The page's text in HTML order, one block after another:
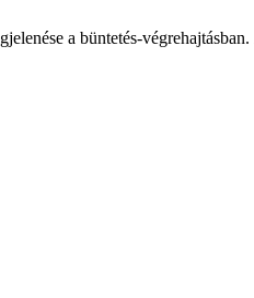
a büntetés-végrehajtásban.